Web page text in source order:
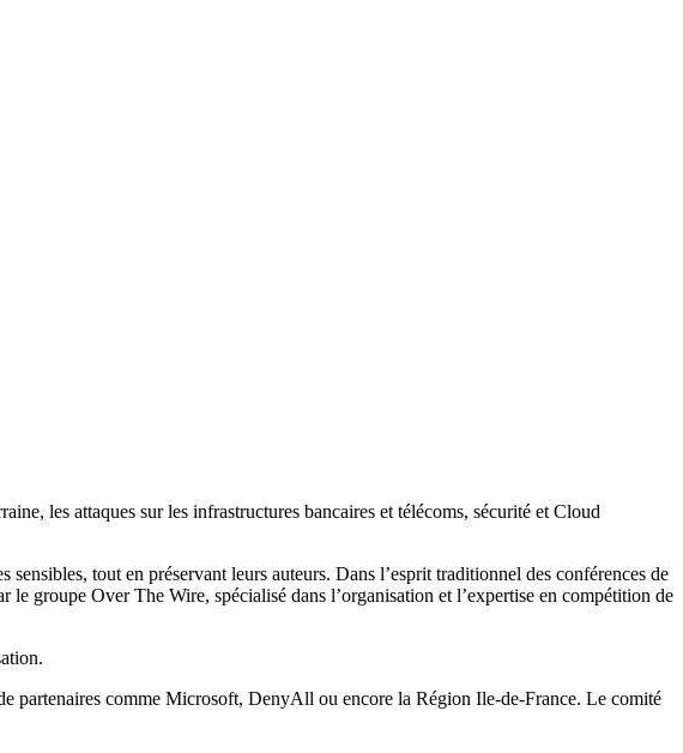
les attaques sur les infrastructures bancaires et télécoms, sécurité et Cloud
tout en préservant leurs auteurs. Dans l’esprit traditionnel des conférences de
groupe Over The Wire, spécialisé dans l’organisation et l’expertise en compétition de
partenaires comme Microsoft, DenyAll ou encore la Région Ile-de-France. Le comité